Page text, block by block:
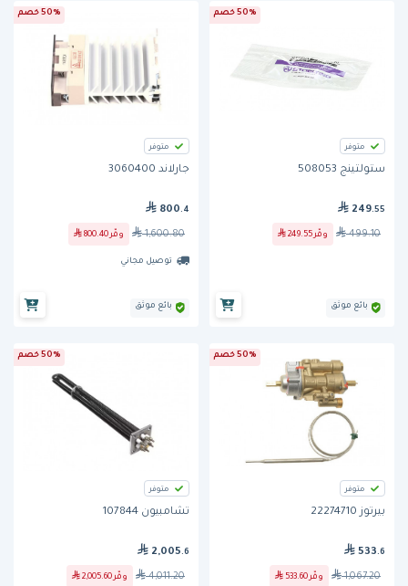
50% خصم
متوفر
ستولتينج 508053
249.55
499.10 وفّر 249.55
بائع موثق
50% خصم
متوفر
جارلاند 3060400
800 .4
1,600.80 وفّر 800.40
توصيل مجاني
بائع موثق
50% خصم
متوفر
بيرتوز 22274710
533 .6
1,067.20 وفّر 533.60
50% خصم
متوفر
تشامبيون 107844
2,005 .6
4,011.20 وفّر 2,005.60